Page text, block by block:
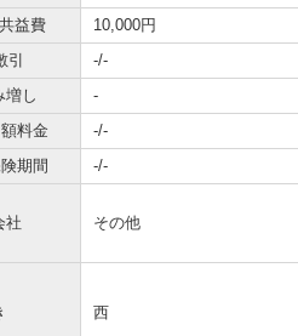
益費
10,000円
引
-/-
増し
-
料金
-/-
期間 -/-
社 その他
西